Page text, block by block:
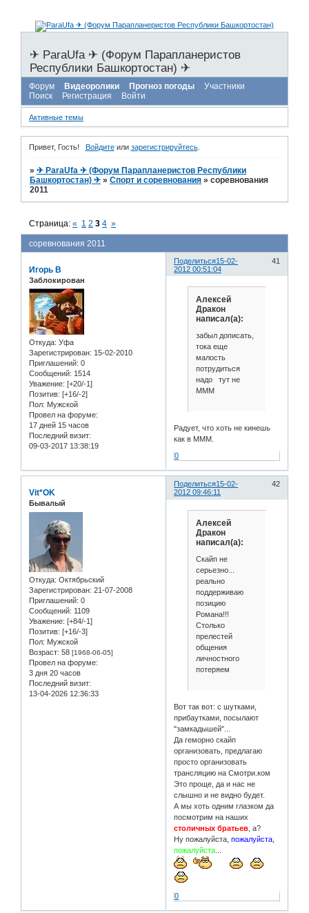
✈ ParaUfa ✈ (Форум Парапланеристов
Республики Башкортостан) ✈
Форум Видеоролики Прогноз погоды
Участники
Поиск
Регистрация Войти
Активные темы
Привет, Гость! Войдитеили зарегистрируйтесь.
»✈ ParaUfa ✈ (Форум Парапланеристов Республики
Башкортостан) ✈ »Спорт и соревнования »соревнования
2011
соревнования 2011
Страница:« 1 2 3 4 »
Поделиться 41
15-02-
2012 00:51:04
Игорь В
Заблокирован
Откуда: Уфа
Зарегистрирован: 15-02-2010
Приглашений: 0
Сообщений: 1514
Уважение: [+20/-1]
Позитив: [+16/-2]
Пол: Мужской
Провел на форуме:
17 дней 15 часов
Последний визит:
09-03-2017 13:38:19
Алексей
Дракон
написал(а):
забыл дописать,
тока еще
малость
потрудиться
надо тут не
МММ
Радует, что хоть не кинешь
как в МММ.
0
Поделиться 42
15-02-
2012 09:46:11
Vit*OK
Бывалый
Откуда: Oктябрьский
Зарегистрирован: 21-07-2008
Приглашений: 0
Сообщений: 1109
Уважение: [+84/-1]
Позитив: [+16/-3]
Пол: Мужской
Возраст: 58 [1968-06-05]
Провел на форуме:
3 дня 20 часов
Последний визит:
13-04-2026 12:36:33
Алексей
Дракон
написал(а):
Скайп не
серьезно...
реально
поддерживаю
позицию
Романа!!!
Столько
прелестей
общения
личностного
потеряем
Вот так вот: с шутками,
прибаутками, посылают
"замкадышей"...
Да геморно скайп
организовать, предлагаю
просто организовать
трансляцию на Смотри.ком
Это проще, да и нас не
слышно и не видно будет.
А мы хоть одним глазком да
посмотрим на наших
столичных братьев , а?
Ну пожалуйста,пожалуйста
пожалуйста
0